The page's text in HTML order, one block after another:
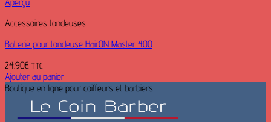
Accessoires tondeuses
Batterie pour tondeuse HairON Master 400
24.90€ TTC
Ajouter au panier
Boutique en ligne pour coiffeurs et barbiers